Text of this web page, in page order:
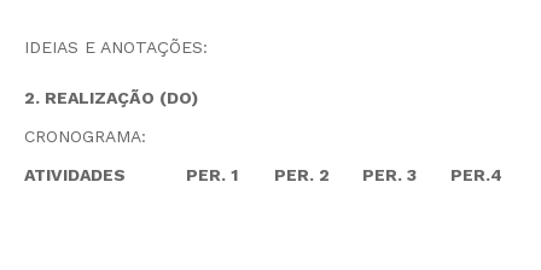
IDEIAS E ANOTAÇÕES:
2. REALIZAÇÃO (DO)
CRONOGRAMA:
ATIVIDADES
PER. 1 PER. 2 PER. 3 PER.4